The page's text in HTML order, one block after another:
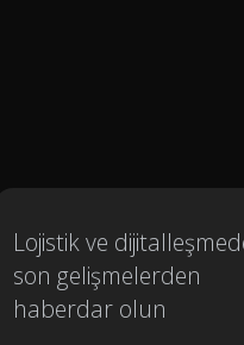
Lojistik ve
son gelişmelerden
haberdar olun